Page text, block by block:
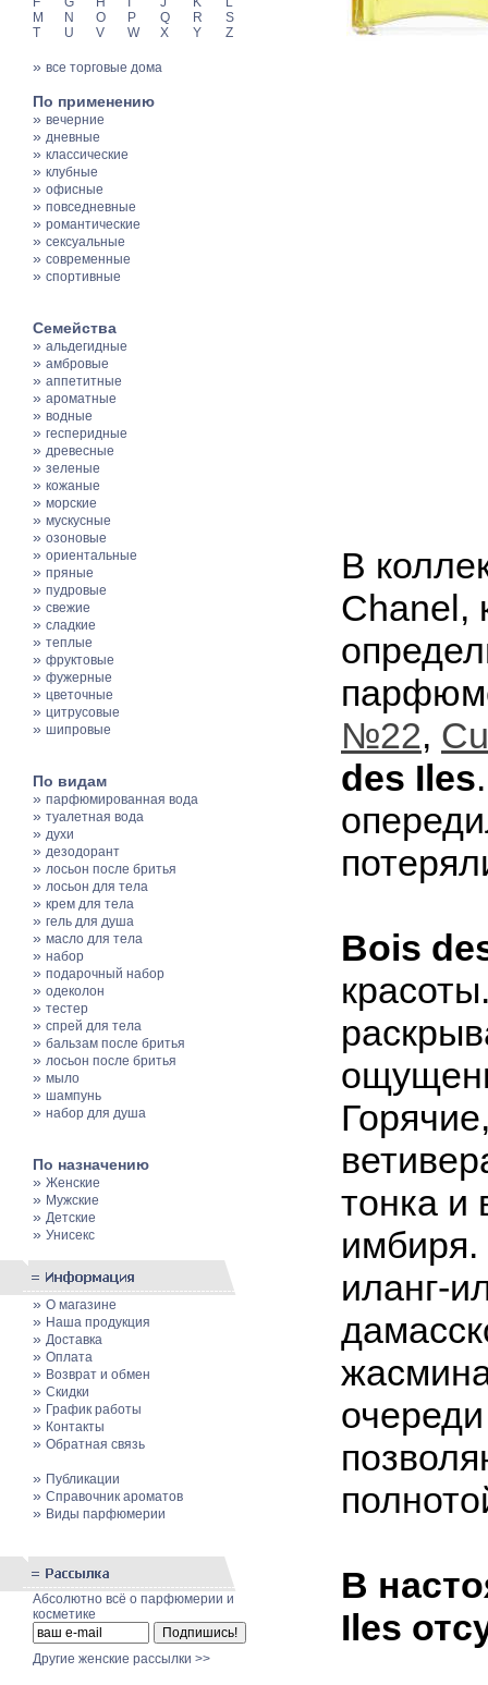
M
N O P Q R
S
T
U V W X Y Z
» все торговые дома
По применению
» вечерние
» дневные
» классические
» клубные
» офисные
» повседневные
» романтические
» сексуальные
» современные
» спортивные
Семейства
» альдегидные
» амбровые
» аппетитные
» ароматные
» водные
» гесперидные
» древесные
» зеленые
» кожаные
» морские
» мускусные
» озоновые
» ориентальные
» пряные
» пудровые
» свежие
» сладкие
» теплые
» фруктовые
» фужерные
» цветочные
» цитрусовые
» шипровые
По видам
» парфюмированная вода
» туалетная вода
» духи
» дезодорант
» лосьон после бритья
» лосьон для тела
» крем для тела
» гель для душа
» масло для тела
» набор
» подарочный набор
» одеколон
» тестер
» спрей для тела
» бальзам после бритья
» лосьон после бритья
» мыло
» шампунь
» набор для душа
По назначению
» Женские
» Мужские
» Детские
» Унисекс
» О магазине
» Наша продукция
» Доставка
» Оплата
» Возврат и обмен
» Скидки
» График работы
» Контакты
» Обратная связь
» Публикации
» Cправочник ароматов
» Виды парфюмерии
Абсолютно всё о парфюмерии и
косметике
Другие женские рассылки >>
В
Chanel,
№22,
des Iles
Bois
тонка и
имбиря.
иланг-
В
Iles